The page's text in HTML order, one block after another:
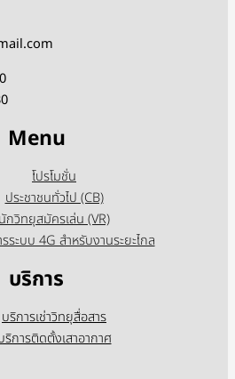
Menu
โปรโมชั่น
ประชาชนทั่วไป (CB)
กวิทยุสมัครเล่น (VR)
ระบบ 4G สำหรับงานระยะไกล
บริการ
บริการเช่าวิทยุสื่อสาร
ริการติดตั้งเสาอากาศ